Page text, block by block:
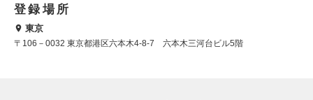
登録場所
東京
〒106－0032 東京都港区六本木4-8-7 六本木三河台ビル5階